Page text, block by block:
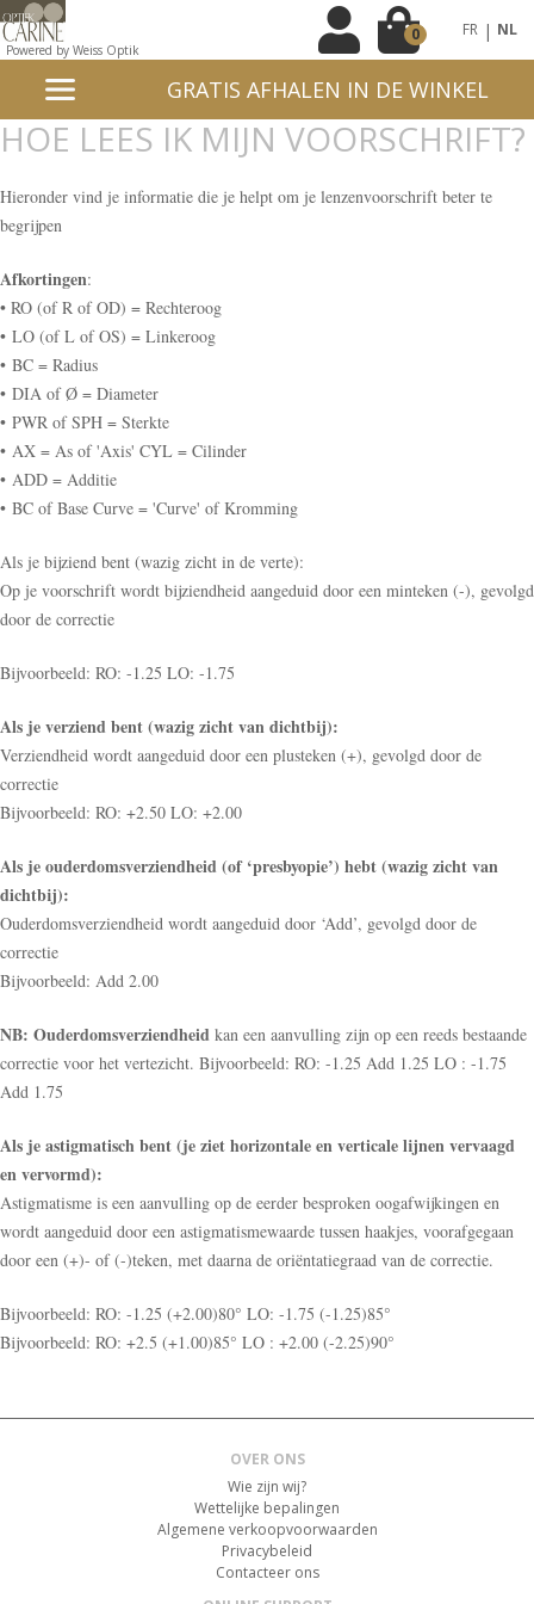
Powered by Weiss Optik
0 FR | NL
GRATIS AFHALEN IN DE WINKEL
HOE LEES IK MIJN VOORSCHRIFT?
Hieronder vind je informatie die je helpt om je lenzenvoorschrift beter te
begrijpen
Afkortingen:
• RO (of R of OD) = Rechteroog
• LO (of L of OS) = Linkeroog
• BC = Radius
• DIA of Ø = Diameter
• PWR of SPH = Sterkte
• AX = As of 'Axis' CYL = Cilinder
• ADD = Additie
• BC of Base Curve = 'Curve' of Kromming
Als je bijziend bent (wazig zicht in de verte):
Op je voorschrift wordt bijziendheid aangeduid door een minteken (-), gevolgd
door de correctie
Bijvoorbeeld: RO: -1.25 LO: -1.75
Als je verziend bent (wazig zicht van dichtbij):
Verziendheid wordt aangeduid door een plusteken (+), gevolgd door de
correctie
Bijvoorbeeld: RO: +2.50 LO: +2.00
Als je ouderdomsverziendheid (of ‘presbyopie’) hebt (wazig zicht van
dichtbij):
Ouderdomsverziendheid wordt aangeduid door ‘Add’, gevolgd door de
correctie
Bijvoorbeeld: Add 2.00
NB: Ouderdomsverziendheid kan een aanvulling zijn op een reeds bestaande
correctie voor het vertezicht. Bijvoorbeeld: RO: -1.25 Add 1.25 LO : -1.75
Add 1.75
Als je astigmatisch bent (je ziet horizontale en verticale lijnen vervaagd
en vervormd):
Astigmatisme is een aanvulling op de eerder besproken oogafwijkingen en
wordt aangeduid door een astigmatismewaarde tussen haakjes, voorafgegaan
door een (+)- of (-)teken, met daarna de oriëntatiegraad van de correctie.
Bijvoorbeeld: RO: -1.25 (+2.00)80° LO: -1.75 (-1.25)85°
Bijvoorbeeld: RO: +2.5 (+1.00)85° LO : +2.00 (-2.25)90°
OVER ONS
Wie zijn wij?
Wettelijke bepalingen
Algemene verkoopvoorwaarden
Privacybeleid
Contacteer ons